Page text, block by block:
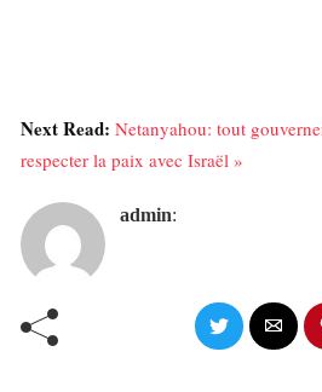
Next Read: Netanyahou: tout
respecter la paix avec Israël »
admin: